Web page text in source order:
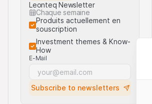
Leonteq Newsletter
Chaque semaine
Produits actuellement en
souscription
Investment themes & Know-
How
E-Mail
Subscribe to newsletters